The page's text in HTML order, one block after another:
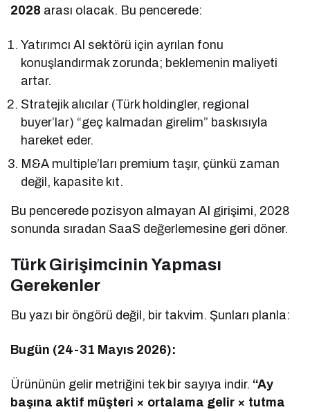
2028 arası olacak. Bu pencerede:
Yatırımcı AI sektörü için ayrılan fonu
konuşlandırmak zorunda; beklemenin maliyeti
artar.
Stratejik alıcılar (Türk holdingler, regional
buyer’lar) “geç kalmadan girelim” baskısıyla
hareket eder.
M&A multiple’ları premium taşır, çünkü zaman
değil, kapasite kıt.
Bu pencerede pozisyon almayan AI girişimi, 2028
sonunda sıradan SaaS değerlemesine geri döner.
Türk Girişimcinin Yapması
Gerekenler
Bu yazı bir öngörü değil, bir takvim. Şunları planla:
Bugün (24-31 Mayıs 2026):
Ürününün gelir metriğini tek bir sayıya indir. “Ay
başına aktif müşteri × ortalama gelir × tutma